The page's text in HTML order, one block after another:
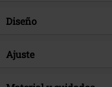
Artículo no.
Género Musical
Diseño
Tipo de producto
Ajuste
Forma/Tops